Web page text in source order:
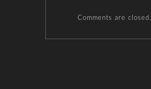
Comments are closed.